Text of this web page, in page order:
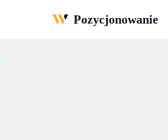
Pozycjonowanie